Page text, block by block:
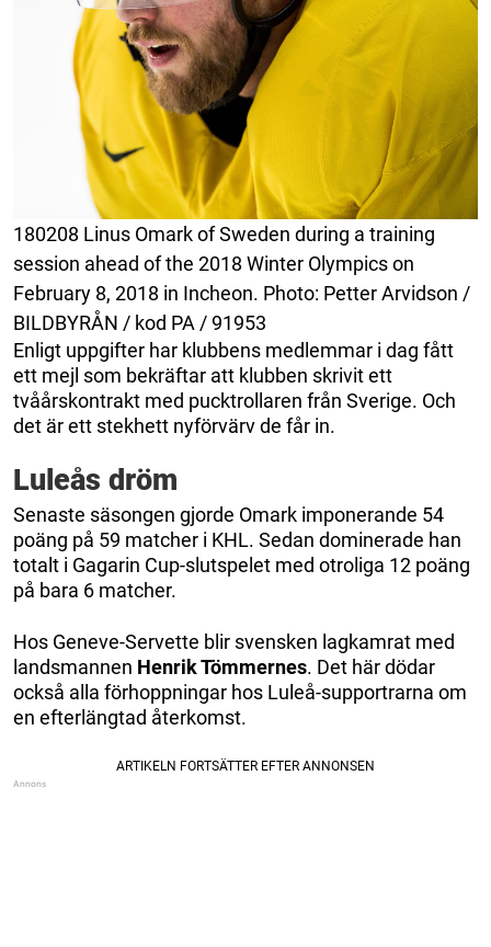
180208 Linus Omark of Sweden during a training
session ahead of the 2018 Winter Olympics on
February 8, 2018 in Incheon. Photo: Petter Arvidson /
BILDBYRÅN / kod PA / 91953
Enligt uppgifter har klubbens medlemmar i dag fått
ett mejl som bekräftar att klubben skrivit ett
tvåårskontrakt med pucktrollaren från Sverige. Och
det är ett stekhett nyförvärv de får in.
Luleås dröm
Senaste säsongen gjorde Omark imponerande 54
poäng på 59 matcher i KHL. Sedan dominerade han
totalt i Gagarin Cup-slutspelet med otroliga 12 poäng
på bara 6 matcher.
Hos Geneve-Servette blir svensken lagkamrat med
landsmannen Henrik Tömmernes. Det här dödar
också alla förhoppningar hos Luleå-supportrarna om
en efterlängtad återkomst.